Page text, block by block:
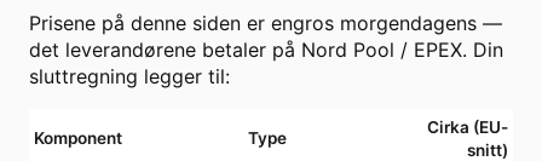
Prisene på denne siden er engros morgendagens —
det leverandørene betaler på Nord Pool / EPEX. Din
sluttregning legger til:
Komponent Type
Cirka (EU-
snitt)